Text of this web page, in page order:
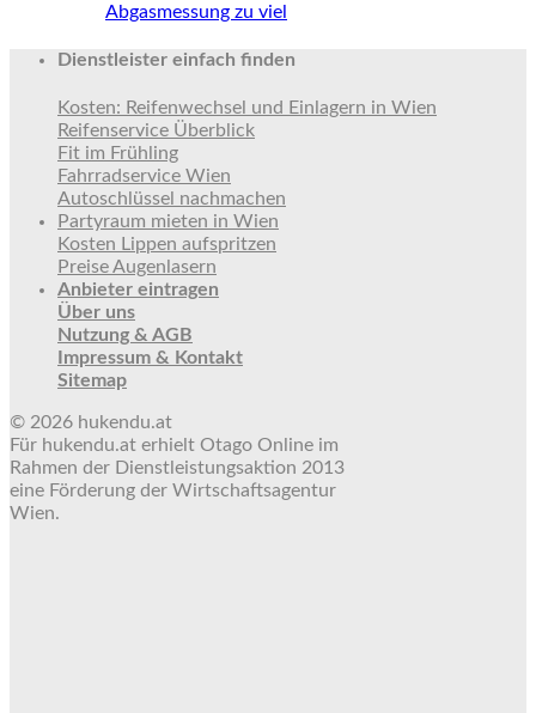
Abgasmessung zu viel
Dienstleister einfach finden
Kosten: Reifenwechsel und Einlagern in Wien
Reifenservice Überblick
Fit im Frühling
Fahrradservice Wien
Autoschlüssel nachmachen
Partyraum mieten in Wien
Kosten Lippen aufspritzen
Preise Augenlasern
Anbieter eintragen
Über uns
Nutzung & AGB
Impressum & Kontakt
Sitemap
© 2026 hukendu.at
Für hukendu.at erhielt Otago Online im
Rahmen der Dienstleistungsaktion 2013
eine Förderung der Wirtschaftsagentur
Wien.